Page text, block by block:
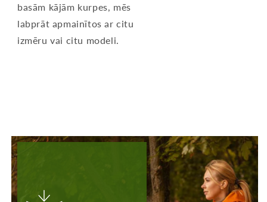
basām kājām kurpes, mēs
labprāt apmainītos ar citu
izmēru vai citu modeli.